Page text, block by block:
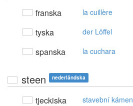
franska la cuillère
tyska der Löffel
spanska la cuchara
steen nederländska
tjeckiska stavební kámen